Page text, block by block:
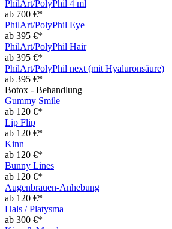
PhilArt/PolyPhil 4 ml
ab 700 €*
PhilArt/PolyPhil Eye
ab 395 €*
PhilArt/PolyPhil Hair
ab 395 €*
PhilArt/PolyPhil next (mit Hyaluronsäure)
ab 395 €*
Botox - Behandlung
Gummy Smile
ab 120 €*
Lip Flip
ab 120 €*
Kinn
ab 120 €*
Bunny Lines
ab 120 €*
Augenbrauen-Anhebung
ab 120 €*
Hals / Platysma
ab 300 €*